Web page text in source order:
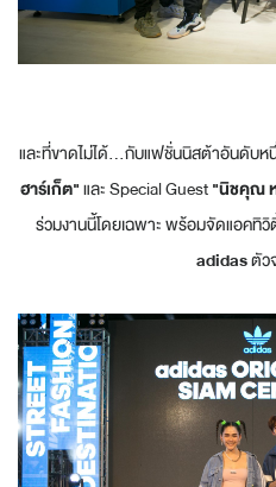
และที่ขาดไม่ได้...กับแฟชั่นนิสต้าอันดับห
ฮาร์เก็ต"และ Special Guest"นิชคุณ
ร่วมงานนี้โดยเฉพาะ พร้อมจัดแอคทิ
adidasตัว